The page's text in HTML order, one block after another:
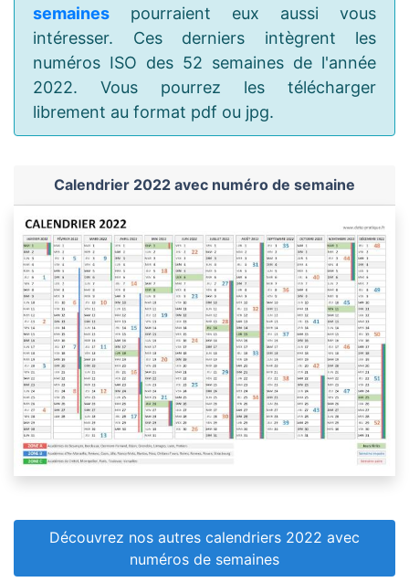
semaines pourraient eux aussi vous
intéresser. Ces derniers intègrent les
numéros ISO des 52 semaines de l'année
2022. Vous pourrez les télécharger
librement au format pdf ou jpg.
Calendrier 2022 avec numéro de semaine
Découvrez nos autres calendriers 2022 avec
numéros de semaines